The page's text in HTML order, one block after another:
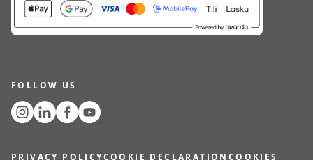
FOLLOW US
PRIVACY POLICYCOOKIE DECLARATION COOKIES